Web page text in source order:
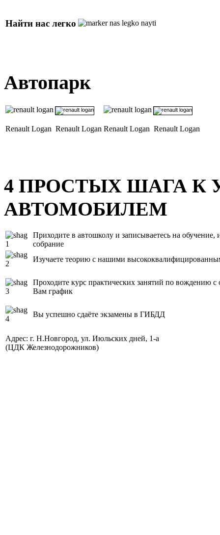
Найти нас легко
Автопарк
Renault Logan Renault Logan Renault Logan Renault Logan
4 ПРОСТЫХ ШАГА К
АВТОМОБИЛЕМ
Приходите в автошколу и записываетесь на
собрание
Изучаете теорию с нашими
Проходите курс практических занятий по вождению
Вам график
Вы успешно сдаёте экзамены в ГИБДД
Адрес: г. Н.Новгород, ул. Июльских дней, 1-а
(ЦДК Железнодорожников)